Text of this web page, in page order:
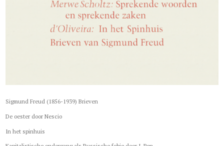
Sigmund Freud (1856-1939) Brieven
De oester door Nescio
In het spinhuis